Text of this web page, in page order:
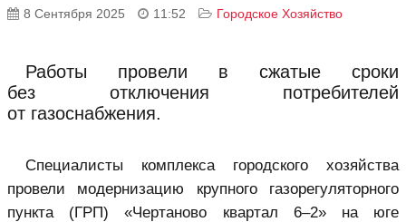
8 Сентября 2025 11:52 Городское Хозяйство
Работы провели в сжатые сроки
без отключения потребителей
от газоснабжения.
Специалисты комплекса городского хозяйства
провели модернизацию крупного газорегуляторного
пункта (ГРП) «Чертаново квартал 6–2» на юге